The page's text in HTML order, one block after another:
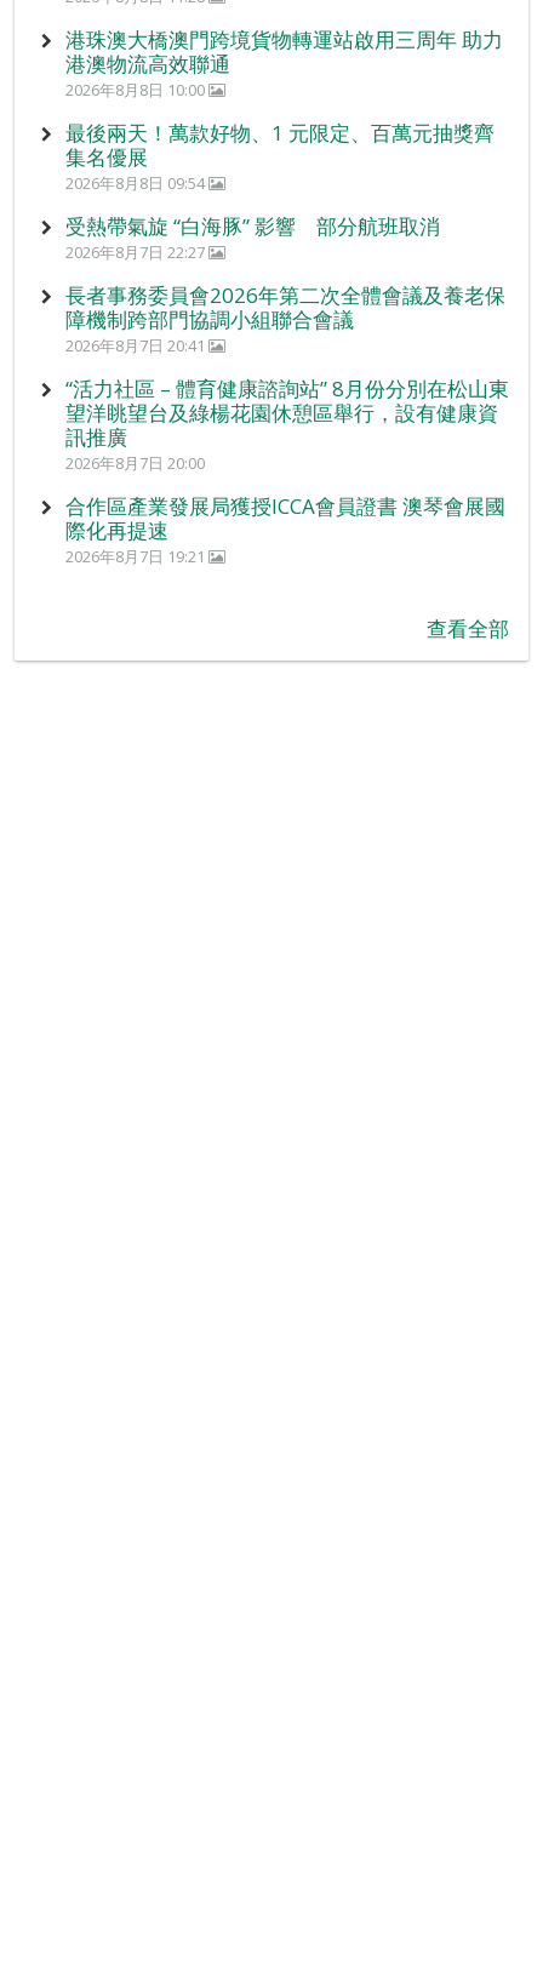
港珠澳大橋澳門跨境貨物轉運站啟用三周年 助力
港澳物流高效聯通
2026年8月8日 10:00
最後兩天！萬款好物、1 元限定、百萬元抽獎齊
集名優展
2026年8月8日 09:54
受熱帶氣旋 “白海豚” 影響 部分航班取消
2026年8月7日 22:27
長者事務委員會2026年第二次全體會議及養老保
障機制跨部門協調小組聯合會議
2026年8月7日 20:41
“活力社區 – 體育健康諮詢站” 8月份分別在松山東
望洋眺望台及綠楊花園休憩區舉行，設有健康資
訊推廣
2026年8月7日 20:00
合作區產業發展局獲授ICCA會員證書 澳琴會展國
際化再提速
2026年8月7日 19:21
查看全部